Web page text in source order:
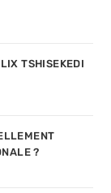
TSHISEKEDI
?